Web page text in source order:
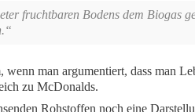
fruchtbaren Bodens dem Biogas
wenn man argumentiert, dass man
zu McDonalds.
Rohstoffen noch eine